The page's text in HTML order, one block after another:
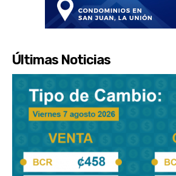
Últimas Noticias